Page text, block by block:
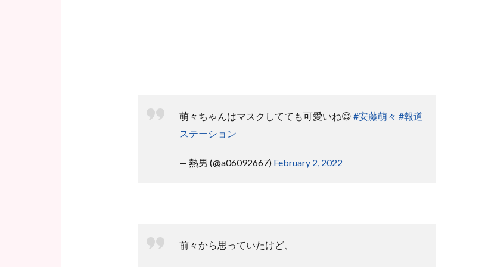
萌々ちゃんはマスクしてても可愛いね😊 #安藤萌々 #報道
ステーション
— 熱男 (@a06092667) February 2, 2022
前々から思っていたけど、